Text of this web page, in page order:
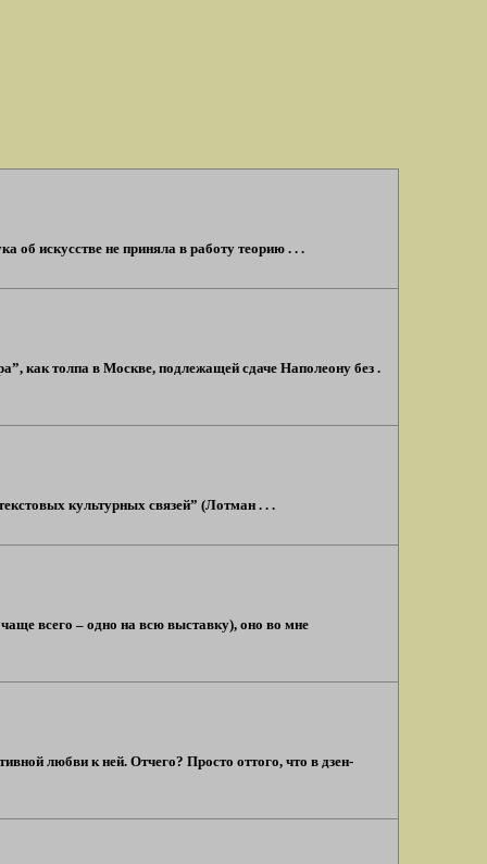
об искусстве не приняла в работу теорию . . .
как толпа в Москве, подлежащей сдаче Наполеону без .
культурных связей” (Лотман . . .
всего – одно на всю выставку), оно во мне
любви к ней. Отчего? Просто оттого, что в дзен-